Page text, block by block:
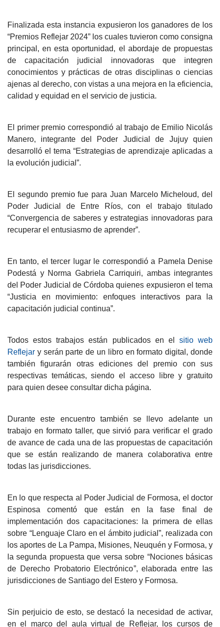
Finalizada esta instancia expusieron los ganadores de los
“Premios Reflejar 2024” los cuales tuvieron como consigna
principal, en esta oportunidad, el abordaje de propuestas
de capacitación judicial innovadoras que integren
conocimientos y prácticas de otras disciplinas o ciencias
ajenas al derecho, con vistas a una mejora en la eficiencia,
calidad y equidad en el servicio de justicia.
El primer premio correspondió al trabajo de Emilio Nicolás
Manero, integrante del Poder Judicial de Jujuy quien
desarrolló el tema “Estrategias de aprendizaje aplicadas a
la evolución judicial”.
El segundo premio fue para Juan Marcelo Micheloud, del
Poder Judicial de Entre Ríos, con el trabajo titulado
“Convergencia de saberes y estrategias innovadoras para
recuperar el entusiasmo de aprender”.
En tanto, el tercer lugar le correspondió a Pamela Denise
Podestá y Norma Gabriela Carriquiri, ambas integrantes
del Poder Judicial de Córdoba quienes expusieron el tema
“Justicia en movimiento: enfoques interactivos para la
capacitación judicial continua”.
Todos estos trabajos están publicados en el sitio web
Reflejar y serán parte de un libro en formato digital, donde
también figurarán otras ediciones del premio con sus
respectivas temáticas, siendo el acceso libre y gratuito
para quien desee consultar dicha página.
Durante este encuentro también se llevo adelante un
trabajo en formato taller, que sirvió para verificar el grado
de avance de cada una de las propuestas de capacitación
que se están realizando de manera colaborativa entre
todas las jurisdicciones.
En lo que respecta al Poder Judicial de Formosa, el doctor
Espinosa comentó que están en la fase final de
implementación dos capacitaciones: la primera de ellas
sobre “Lenguaje Claro en el ámbito judicial”, realizada con
los aportes de La Pampa, Misiones, Neuquén y Formosa, y
la segunda propuesta que versa sobre “Nociones básicas
de Derecho Probatorio Electrónico”, elaborada entre las
jurisdicciones de Santiago del Estero y Formosa.
Sin perjuicio de esto, se destacó la necesidad de activar,
en el marco del aula virtual de Reflejar, los cursos de